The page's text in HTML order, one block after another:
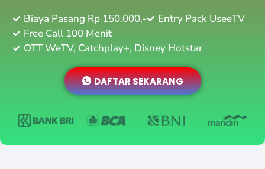
Biaya Pasang Rp 150.000,-
Entry Pack UseeTV
Free Call 100 Menit
OTT WeTV, Catchplay+, Disney Hotstar
DAFTAR SEKARANG